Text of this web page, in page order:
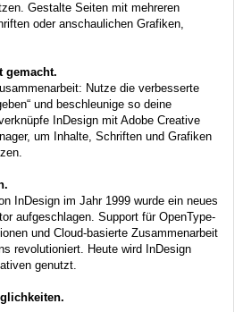
Gestalte Seiten mit mehreren
oder anschaulichen Grafiken,
gemacht.
Nutze die verbesserte
und beschleunige so deine
InDesign mit Adobe Creative
um Inhalte, Schriften und Grafiken
InDesign im Jahr 1999 wurde ein neues
aufgeschlagen. Support für OpenType-
und Cloud-basierte Zusammenarbeit
revolutioniert. Heute wird InDesign
genutzt.